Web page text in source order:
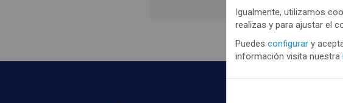
Igualmente, utilizamos
realizas y para ajustar el
Puedes configurar y
información visita nuestra